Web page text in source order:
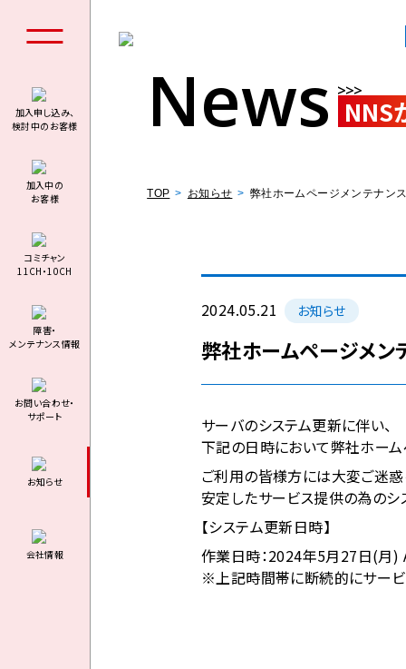
料金シミ
加入申し込み、
検討中のお客様
加⼊中の
お客様
コミチャン
11CH・10CH
障害・
メンテナンス情報
お問い合わせ・
サポート
お知らせ
会社情報
News NNS
TOP お知らせ 弊社ホームページメンテナン
2024.05.21 お知らせ
弊社ホームページメン
サーバのシステム更新に伴い、
下記の日時において弊社ホー
ご利用の皆様方には大変ご迷
安定したサービス提供の為のシ
【システム更新日時】
作業日時：2024年5月27日(月)
※上記時間帯に断続的にサー